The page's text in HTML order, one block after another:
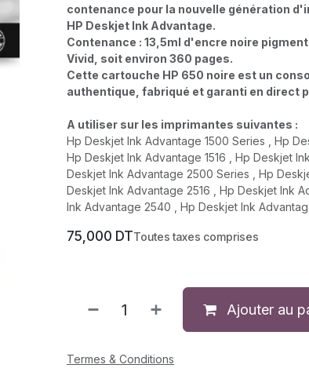
contenance pour la nouvelle génération
HP Deskjet Ink Advantage.
Contenance : 13,5ml d'encre noire
Vivid, soit environ 360 pages.
Cette cartouche HP 650 noire est un
authentique, fabriqué et garanti en direct
A utiliser sur les imprimantes suivantes :
Hp Deskjet Ink Advantage 1500 Series , Hp
Hp Deskjet Ink Advantage 1516 , Hp Deskjet
Deskjet Ink Advantage 2500 Series , Hp
Deskjet Ink Advantage 2516 , Hp Deskjet Ink
Ink Advantage 2540 , Hp Deskjet Ink
75,000 DTToutes taxes comprises
Ajouter au
Termes & Conditions